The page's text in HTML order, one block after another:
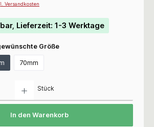
Versandkosten
Lieferzeit: 1-3 Werktage
Größe
70mm
Stück
In den Warenkorb